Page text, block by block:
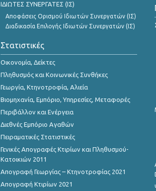
ΙΔΙΩΤΕΣ ΣΥΝΕΡΓΑΤΕΣ (ΙΣ)
Αποφάσεις Ορισμού Ιδιωτών Συνεργατών (ΙΣ)
Διαδικασία Επιλογής Ιδιωτών Συνεργατών (ΙΣ)
Στατιστικές
Οικονομία, Δείκτες
Πληθυσμός και Κοινωνικές Συνθήκες
Γεωργία, Κτηνοτροφία, Αλιεία
Βιομηχανία, Εμπόριο, Υπηρεσίες, Μεταφορές
Περιβάλλον και Ενέργεια
Διεθνές Εμπόριο Αγαθών
Πειραματικές Στατιστικές
Γενικές Απογραφές Κτιρίων και Πληθυσμού-
Κατοικιών 2011
Απογραφή Γεωργίας – Κτηνοτροφίας 2021
Απογραφή Κτιρίων 2021